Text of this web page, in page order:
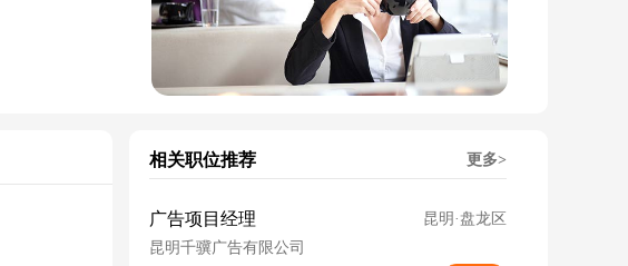
相关职位推荐 更多>
广告项目经理
昆明·盘龙区
昆明千骥广告有限公司